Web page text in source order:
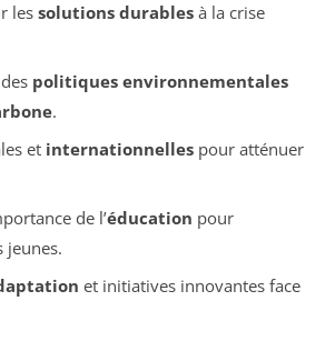
les solutions durablesà la crise
politiques environnementales
.
et internationnellespour atténuer
de l’éducation pour
jeunes.
et initiatives innovantes face